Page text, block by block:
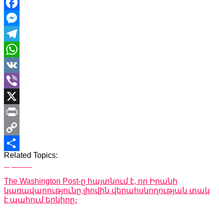
Facebook
Messenger
Telegram
WhatsApp
VK
Viber
X
Print
Copy
Link
Share
Related Topics:
The Washington Post-ը հայտնում է, որ Իրանի
կառավարությունը լիովին վերահսկողության տակ
է պահում երկիրը։